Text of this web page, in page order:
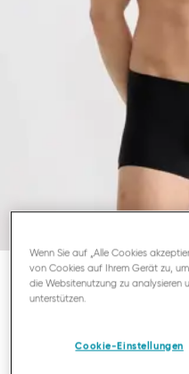
SLOGGI MEN GO NATURAL
Wenn Sie auf „Alle Cookies
von Cookies auf Ihrem Gerät zu,
die Websitenutzung zu analysieren
unterstützen.
Cookie-Einstellungen